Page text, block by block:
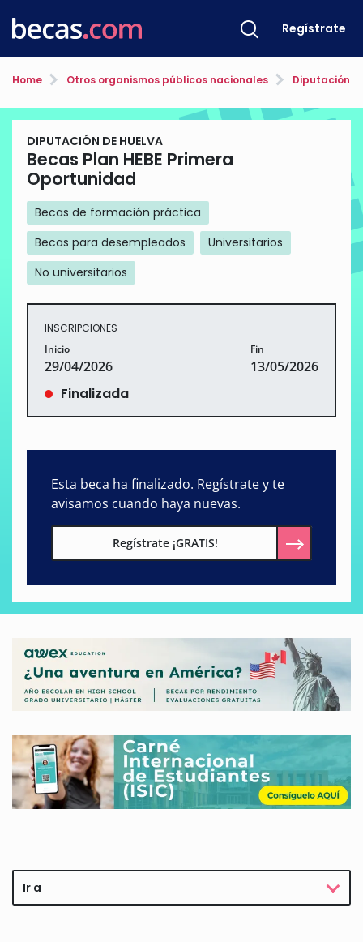
Regístrate
Home Otros organismos públicos nacionales Diputación
DIPUTACIÓN DE HUELVA
Becas Plan HEBE Primera
Oportunidad
Becas de formación práctica
Becas para desempleados
Universitarios
No universitarios
INSCRIPCIONES
Inicio
29/04/2026
Fin
13/05/2026
Finalizada
Esta beca ha finalizado. Regístrate y te
avisamos cuando haya nuevas.
Regístrate ¡GRATIS!
Ir a